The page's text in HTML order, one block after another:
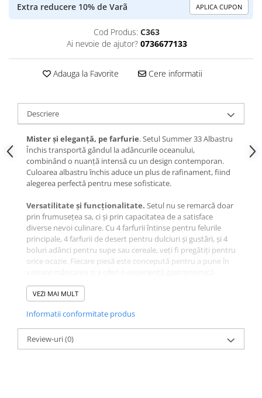
Extra reducere 10% de Varã APLICA CUPON
Cod Produs: C363
Ai nevoie de ajutor? 0736677133
Adauga la Favorite Cere informatii
Descriere
Mister și eleganță, pe farfurie. Setul Summer 33 Albastru
Închis transportă gândul la adâncurile oceanului,
combinând o nuanță intensă cu un design contemporan.
Culoarea albastru închis aduce un plus de rafinament, fiind
alegerea perfectă pentru mese sofisticate.
Versatilitate și funcționalitate. Setul nu se remarcă doar
prin frumusețea sa, ci și prin capacitatea de a satisface
diverse nevoi culinare. Cu 4 farfurii întinse pentru felurile
principale, 4 farfurii de desert pentru dulciuri și gustări, și 4
boluri adânci pentru supe sau cereale, veți fi pregătiți pentru
orice ocazie. Fiecare piesă este concepută pentru a pune în
completă.
Albastru Inchis este realizat din materiale de top, asigurând
durabilitate și rezistență pe termen lung. Cu acest set, nu
doar veți impresiona vizual, dar veți avea și încrederea că
alegeti calitatea în fiecare moment.
VEZI MAI MULT
Informatii conformitate produs
Review-uri(0)